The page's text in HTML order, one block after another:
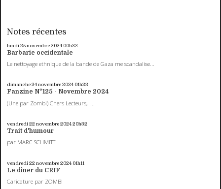
Notes récentes
lundi 25novembre 2024 00h32
Barbarie occidentale
Le nettoyage ethnique de la bande de Gaza me scandalise...
dimanche 24novembre 2024 01h23
Fanzine N°125 - Novembre 2024
(Une par Zombi) Chers Lecteurs, ...
vendredi 22 novembre 202420h32
Trait d'humour
par MARC SCHMITT
vendredi 22 novembre 2024 01h11
Le dîner du CRIF
Caricature par ZOMBI